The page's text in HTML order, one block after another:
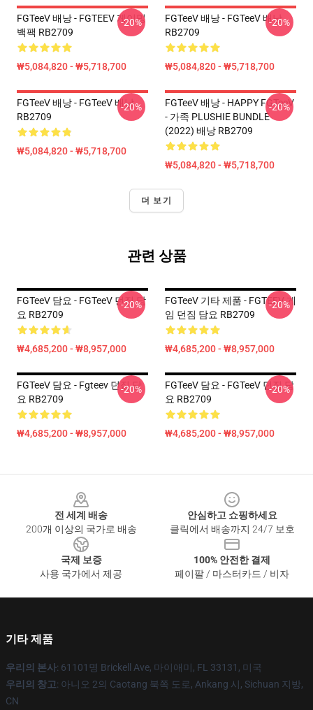
FGTeeV 배낭 - FGTEEV 게이밍
백팩 RB2709
₩5,084,820 - ₩5,718,700
-20%
FGTeeV 배낭 - FGTeeV 배낭
RB2709
₩5,084,820 - ₩5,718,700
-20%
FGTeeV 배낭 - FGTeeV 배낭
RB2709
₩5,084,820 - ₩5,718,700
-20%
FGTeeV 배낭 - HAPPY FGTeeV
- 가족 PLUSHIE BUNDLE
(2022) 배낭 RB2709
₩5,084,820 - ₩5,718,700
-20%
더 보기
관련 상품
FGTeeV 담요 - FGTeeV 던짐 담
요 RB2709
₩4,685,200 - ₩8,957,000
-20%
FGTeeV 기타 제품 - FGTEEV 게
임 던짐 담요 RB2709
₩4,685,200 - ₩8,957,000
-20%
FGTeeV 담요 - Fgteev 던짐 담
요 RB2709
₩4,685,200 - ₩8,957,000
-20%
FGTeeV 담요 - FGTeeV 던짐 담
요 RB2709
₩4,685,200 - ₩8,957,000
-20%
전 세계 배송
200개 이상의 국가로 배송
안심하고 쇼핑하세요
클릭에서 배송까지 24/7 보호
국제 보증
사용 국가에서 제공
100% 안전한 결제
페이팔 / 마스터카드 / 비자
기타 제품
우리의 본사: 61101명 Brickell Ave, 마이애미, FL 33131, 미국
우리의 창고: 아니오 2의 Caotang 북쪽 도로, Ankang 시, Sichuan 지방,
CN